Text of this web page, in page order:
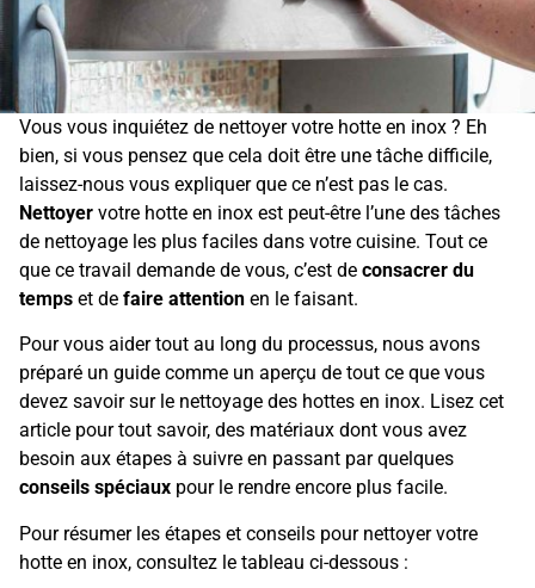
Vous vous inquiétez de nettoyer votre hotte en inox ? Eh
bien, si vous pensez que cela doit être une tâche difficile,
laissez-nous vous expliquer que ce n’est pas le cas.
Nettoyer votre hotte en inox est peut-être l’une des tâches
de nettoyage les plus faciles dans votre cuisine. Tout ce
que ce travail demande de vous, c’est de consacrer du
temps et de faire attention en le faisant.
Pour vous aider tout au long du processus, nous avons
préparé un guide comme un aperçu de tout ce que vous
devez savoir sur le nettoyage des hottes en inox. Lisez cet
article pour tout savoir, des matériaux dont vous avez
besoin aux étapes à suivre en passant par quelques
conseils spéciaux pour le rendre encore plus facile.
Pour résumer les étapes et conseils pour nettoyer votre
hotte en inox, consultez le tableau ci-dessous :